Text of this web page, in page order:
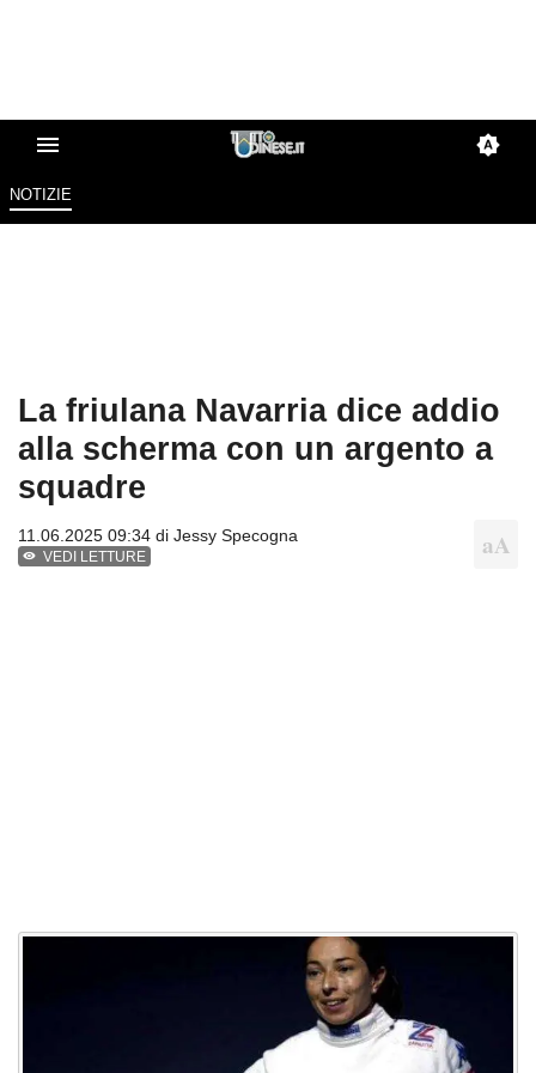
NOTIZIE
La friulana Navarria dice addio
alla scherma con un argento a
squadre
11.06.2025 09:34 di Jessy Specogna
VEDI LETTURE